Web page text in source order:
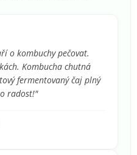
o kombuchy pečovat.
Kombucha chutná
fermentovaný čaj plný
radost!"